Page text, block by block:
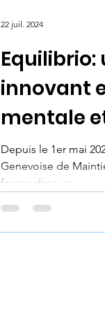
conjuguer réalité
innovant
mentale
Depuis le 1er mai
Genevoise de
forces dans un...
22 juil. 2024